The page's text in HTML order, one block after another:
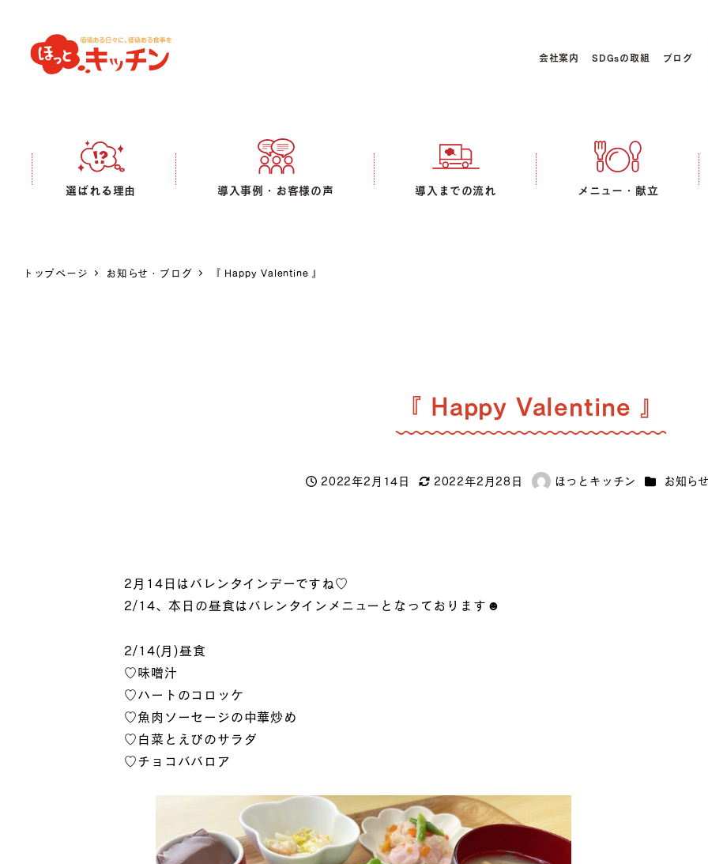
会社案内 SDGsの取組 ブログ
選ばれる理由 導入事例・お客様の声 導入までの流れ メニュー・献立
トップページ お知らせ・ブログ 『 Happy Valentine 』
『 Happy Valentine 』
投稿日
2022年2月14日
更新日
2022年2月28日
著
ほっとキッチン カテゴリー
お知ら
2月14日はバレンタインデーですね♡
2/14、本日の昼食はバレンタインメニューとなっております☻
2/14(月)昼食
♡味噌汁
♡ハートのコロッケ
♡魚肉ソーセージの中華炒め
♡白菜とえびのサラダ
♡チョコババロア